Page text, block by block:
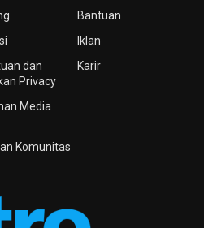
dan
Privacy
Media
Komunitas
Bantuan
Iklan
Karir